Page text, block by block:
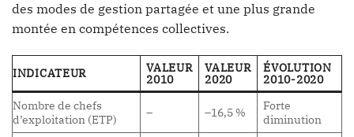
des modes de gestion partagée et une plus grande
montée en compétences collectives.
INDICATEUR VALEUR
2010
VALEUR
2020
ÉVOLUTION
2010-2020
Nombre de chefs
d’exploitation (ETP)
– –16,5 %
Forte
diminution